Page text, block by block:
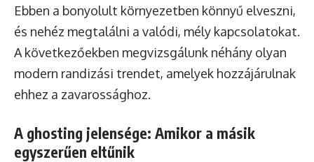
Ebben a bonyolult környezetben könnyű elveszni,
és nehéz megtalálni a valódi, mély kapcsolatokat.
A következőekben megvizsgálunk néhány olyan
modern randizási trendet, amelyek hozzájárulnak
ehhez a zavarossághoz.
A ghosting jelensége: Amikor a másik
egyszerűen eltűnik